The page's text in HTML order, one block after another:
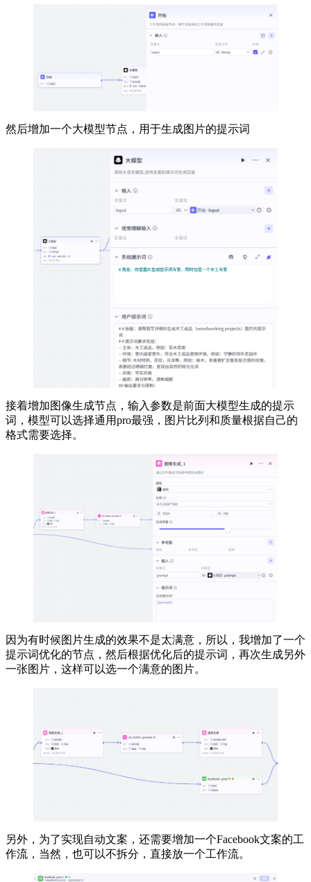
然后增加一个大模型节点，用于生成图片的提示词
接着增加图像生成节点，输入参数是前面大模型生成的提示
词，模型可以选择通用pro最强，图片比列和质量根据自己的
格式需要选择。
因为有时候图片生成的效果不是太满意，所以，我增加了一个
提示词优化的节点，然后根据优化后的提示词，再次生成另外
一张图片，这样可以选一个满意的图片。
另外，为了实现自动文案，还需要增加一个Facebook文案的工
作流，当然，也可以不拆分，直接放一个工作流。